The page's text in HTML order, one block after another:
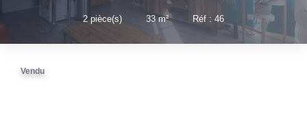
Nous Rejoindre
2 pièce(s) • 33m² • Réf : 46
Vendu